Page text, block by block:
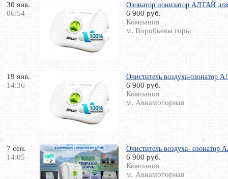
30 янв.
06:54
Озонатор ионизатор АЛТАЙ
6 900 руб.
Компания
м. Воробьевы горы
19 янв.
14:36
Очиститель воздуха-озонатор
6 900 руб.
Компания
м. Авиамоторная
7 сен.
14:05
Очиститель воздуха- озонатор
6 900 руб.
Компания
м. Авиамоторная